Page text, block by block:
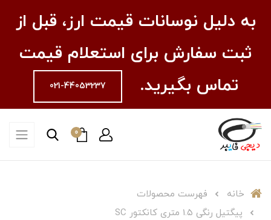
به دلیل نوسانات قیمت ارز، قبل از
ثبت سفارش برای استعلام قیمت
تماس بگیرید.
021-44053237
0
خانه
فهرست محصولات
پیگتیل رنگی 1.۵ متری کانکتور SC